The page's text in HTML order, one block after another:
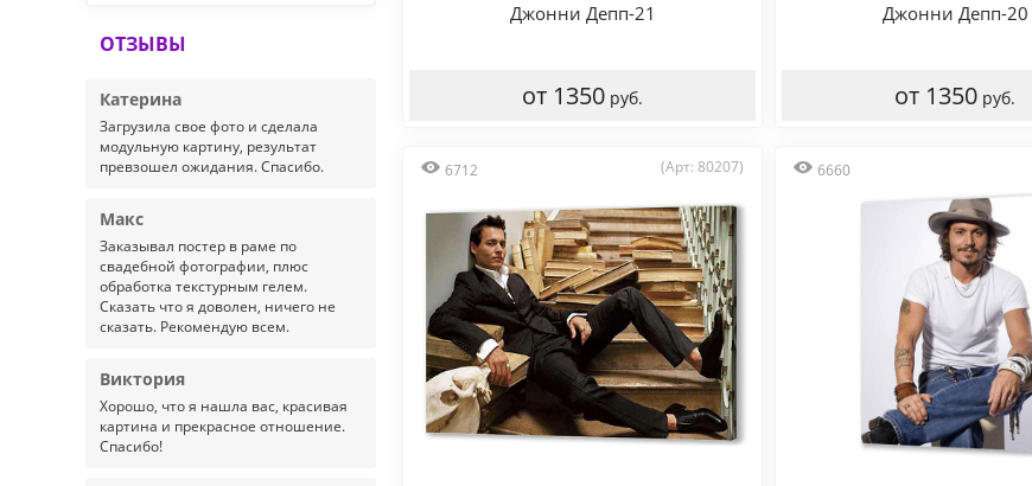
ОТЗЫВЫ
Катерина
Загрузила свое фото и сделала
модульную картину, результат
превзошел ожидания. Спасибо.
Макс
Заказывал постер в раме по
свадебной фотографии, плюс
обработка текстурным гелем.
Сказать что я доволен, ничего не
сказать. Рекомендую всем.
Виктория
Хорошо, что я нашла вас, красивая
картина и прекрасное отношение.
Спасибо!
Джонни Депп-21
от 1350 руб.
Джонни Депп-20
от 1350 руб.
6712 (Арт: 80207) 6660